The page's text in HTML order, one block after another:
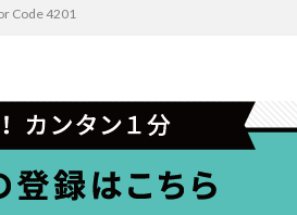
Code 4201